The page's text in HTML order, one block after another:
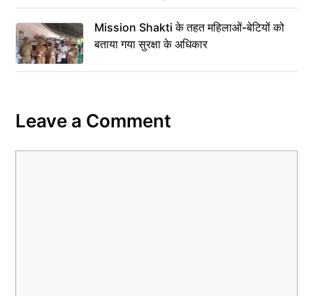
Mission Shakti के तहत महिलाओं-बेटियों को
बताया गया सुरक्षा के अधिकार
Leave a Comment